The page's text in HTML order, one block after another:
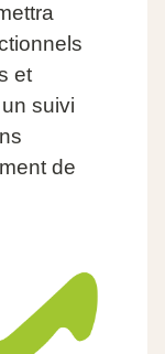
et
suivi
de